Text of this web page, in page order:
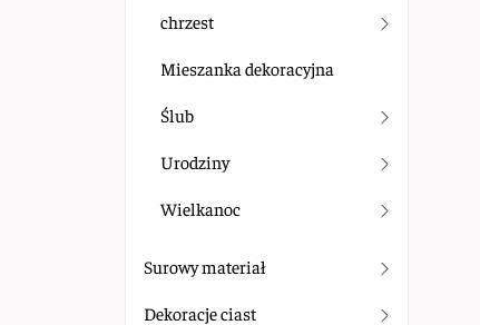
chrzest
Mieszanka dekoracyjna
Ślub
Urodziny
Wielkanoc
Surowy materiał
Dekoracje ciast